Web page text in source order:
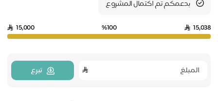
بدعمكم تم اكتمال المشروع
15,038
%100
15,000
تبرع